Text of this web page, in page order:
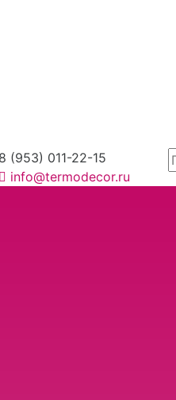
8 (953) 011-22-15
info@termodecor.ru